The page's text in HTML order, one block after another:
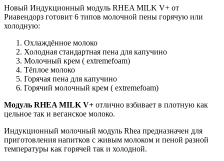
Новый Индукционный модуль RHEA MILK V+ от
Риавендорз готовит 6 типов молочной пены горячую или
холодную:
Охлаждённое молоко
Холодная стандартная пена для капучино
Молочный крем ( extremefoam)
Тёплое молоко
Горячая пена для капучино
Горячий молочный крем ( extremefoam)
Модуль RHEA MILK V+ отлично взбивает в плотную как
цельное так и веганское молоко.
Индукционный молочный модуль Rhea предназначен для
приготовления напитков с живым молоком и пеной разной
температуры как горячей так и холодной.